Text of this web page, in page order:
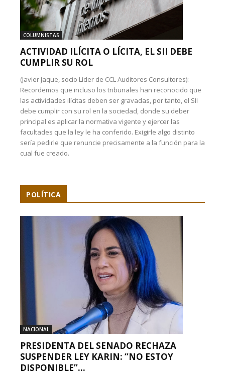
COLUMNISTAS
ACTIVIDAD ILÍCITA O LÍCITA, EL SII DEBE
CUMPLIR SU ROL
(Javier Jaque, socio Líder de CCL Auditores Consultores):
Recordemos que incluso los tribunales han reconocido que
las actividades ilícitas deben ser gravadas, por tanto, el SII
debe cumplir con su rol en la sociedad, donde su deber
principal es aplicar la normativa vigente y ejercer las
facultades que la ley le ha conferido. Exigirle algo distinto
sería pedirle que renuncie precisamente a la función para la
cual fue creado.
POLÍTICA
NACIONAL
PRESIDENTA DEL SENADO RECHAZA
SUSPENDER LEY KARIN: “NO ESTOY
DISPONIBLE”...